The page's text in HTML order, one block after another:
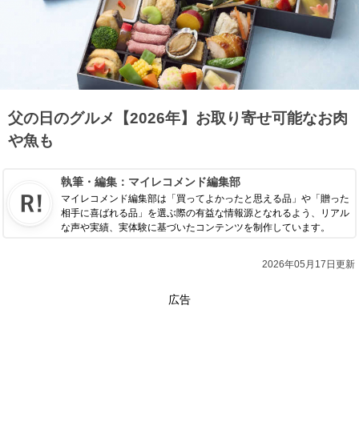
父の日のグルメ【2026年】お取り寄せ可能なお肉
や魚も
執筆・編集： マイレコメンド編集部
マイレコメンド編集部は「買ってよかったと思える品」や「贈った
相手に喜ばれる品」を選ぶ際の有益な情報源となれるよう、リアル
な声や実績、実体験に基づいたコンテンツを制作しています。
2026年05月17日更新
広告